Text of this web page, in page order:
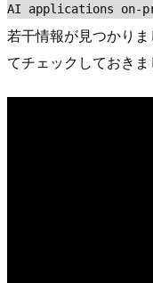
AI applications on-
若干情報が見つかり
てチェックしておきま